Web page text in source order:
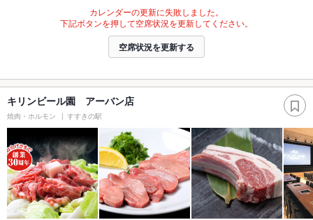
カレンダーの更新に失敗しました。
下記ボタンを押して空席状況を更新してください。
空席状況を更新する
キリンビール園 アーバン店
焼肉・ホルモン すすきの駅